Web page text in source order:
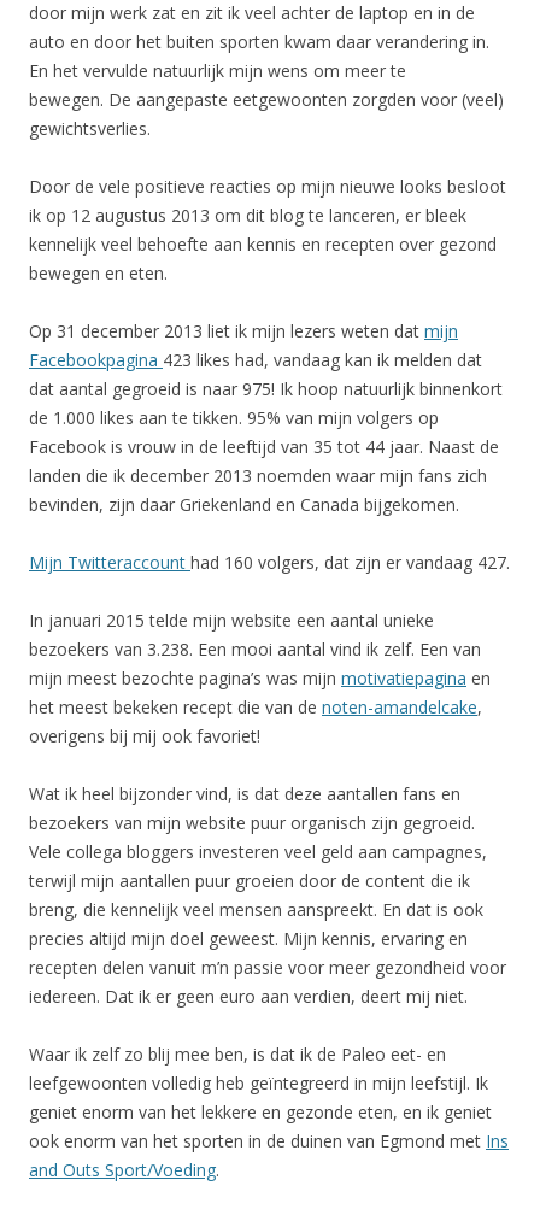
door mijn werk zat en zit ik veel achter de laptop en in de
auto en door het buiten sporten kwam daar verandering in.
En het vervulde natuurlijk mijn wens om meer te
bewegen. De aangepaste eetgewoonten zorgden voor (veel)
gewichtsverlies.
Door de vele positieve reacties op mijn nieuwe looks besloot
ik op 12 augustus 2013 om dit blog te lanceren, er bleek
kennelijk veel behoefte aan kennis en recepten over gezond
bewegen en eten.
Op 31 december 2013 liet ik mijn lezers weten dat mijn
Facebookpagina 423 likes had, vandaag kan ik melden dat
dat aantal gegroeid is naar 975! Ik hoop natuurlijk binnenkort
de 1.000 likes aan te tikken. 95% van mijn volgers op
Facebook is vrouw in de leeftijd van 35 tot 44 jaar. Naast de
landen die ik december 2013 noemden waar mijn fans zich
bevinden, zijn daar Griekenland en Canada bijgekomen.
Mijn Twitteraccount had 160 volgers, dat zijn er vandaag 427.
In januari 2015 telde mijn website een aantal unieke
bezoekers van 3.238. Een mooi aantal vind ik zelf. Een van
mijn meest bezochte pagina’s was mijn motivatiepagina en
het meest bekeken recept die van de noten-amandelcake,
overigens bij mij ook favoriet!
Wat ik heel bijzonder vind, is dat deze aantallen fans en
bezoekers van mijn website puur organisch zijn gegroeid.
Vele collega bloggers investeren veel geld aan campagnes,
terwijl mijn aantallen puur groeien door de content die ik
breng, die kennelijk veel mensen aanspreekt. En dat is ook
precies altijd mijn doel geweest. Mijn kennis, ervaring en
recepten delen vanuit m’n passie voor meer gezondheid voor
iedereen. Dat ik er geen euro aan verdien, deert mij niet.
Waar ik zelf zo blij mee ben, is dat ik de Paleo eet- en
leefgewoonten volledig heb geïntegreerd in mijn leefstijl. Ik
geniet enorm van het lekkere en gezonde eten, en ik geniet
ook enorm van het sporten in de duinen van Egmond met Ins
and Outs Sport/Voeding.